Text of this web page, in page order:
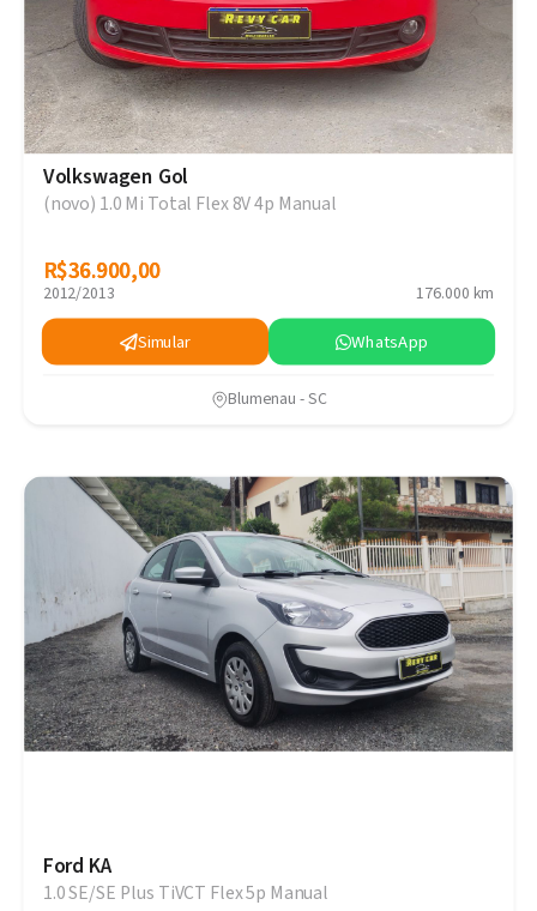
Volkswagen Gol
(novo) 1.0 Mi Total Flex 8V 4p Manual
R$36.900,00
R$36.900,00
2012/2013 176.000 km
Simular WhatsApp
Blumenau - SC
Ford KA
1.0 SE/SE Plus TiVCT Flex 5p Manual